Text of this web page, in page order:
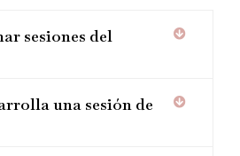
sesiones del
una sesión de